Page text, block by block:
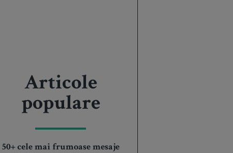
Articole
populare
50+ cele mai frumoase mesaje